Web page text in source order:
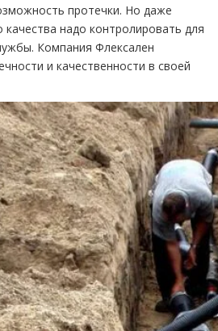
протечки. Но даже
надо контролировать для
Компания Флексален
и качественности в своей